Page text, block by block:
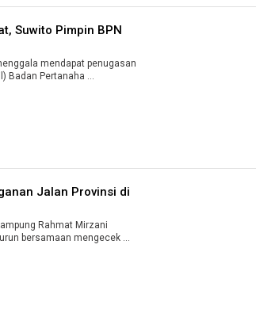
Suwito Pimpin BPN
mendapat penugasan
Badan Pertanaha ...
Jalan Provinsi di
Rahmat Mirzani
bersamaan mengecek ...